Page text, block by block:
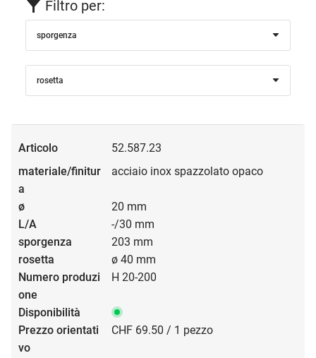
Filtro per:
sporgenza
rosetta
52.587.23
acciaio inox spazzolato opaco
20 mm
-/30 mm
203 mm
ø 40 mm
H 20-200
CHF 69.50 / 1 pezzo